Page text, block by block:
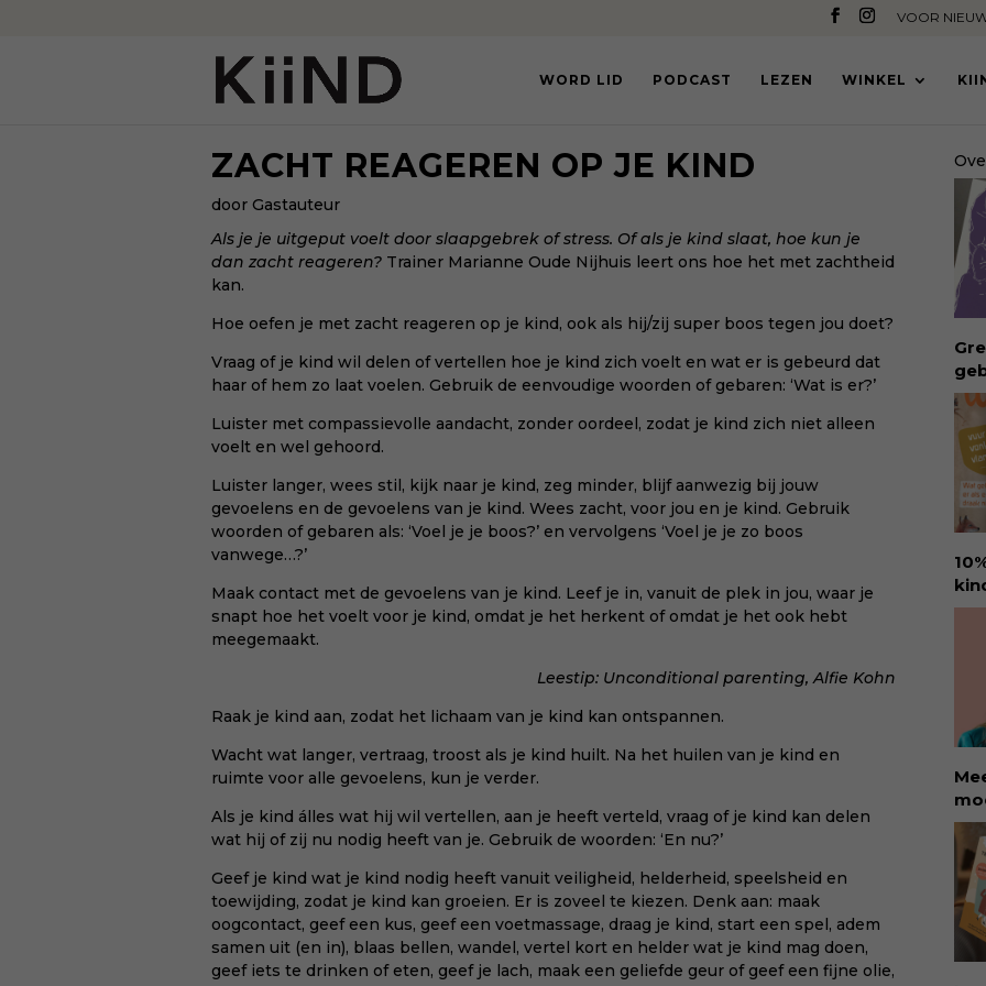
VOOR
WORD LID PODCAST LEZEN WINKEL
ZACHT REAGEREN OP JE KIND
door Gastauteur
Als je je uitgeput voelt door slaapgebrek of stress. Of als je kind slaat, hoe kun je
dan zacht reageren? Trainer Marianne Oude Nijhuis leert ons hoe het met zachtheid
kan.
Hoe oefen je met zacht reageren op je kind, ook als hij/zij super boos tegen jou doet?
Vraag of je kind wil delen of vertellen hoe je kind zich voelt en wat er is gebeurd dat
haar of hem zo laat voelen. Gebruik de eenvoudige woorden of gebaren: ‘Wat is er?’
Luister met compassievolle aandacht, zonder oordeel, zodat je kind zich niet alleen
voelt en wel gehoord.
Luister langer, wees stil, kijk naar je kind, zeg minder, blijf aanwezig bij jouw
gevoelens en de gevoelens van je kind. Wees zacht, voor jou en je kind. Gebruik
woorden of gebaren als: ‘Voel je je boos?’ en vervolgens ‘Voel je je zo boos
vanwege…?’
Maak contact met de gevoelens van je kind. Leef je in, vanuit de plek in jou, waar je
snapt hoe het voelt voor je kind, omdat je het herkent of omdat je het ook hebt
meegemaakt.
Leestip: Unconditional parenting, Alfie Kohn
Raak je kind aan, zodat het lichaam van je kind kan ontspannen.
Wacht wat langer, vertraag, troost als je kind huilt. Na het huilen van je kind en
ruimte voor alle gevoelens, kun je verder.
Als je kind álles wat hij wil vertellen, aan je heeft verteld, vraag of je kind kan delen
wat hij of zij nu nodig heeft van je. Gebruik de woorden: ‘En nu?’
Geef je kind wat je kind nodig heeft vanuit veiligheid, helderheid, speelsheid en
toewijding, zodat je kind kan groeien. Er is zoveel te kiezen. Denk aan: maak
oogcontact, geef een kus, geef een voetmassage, draag je kind, start een spel, adem
samen uit (en in), blaas bellen, wandel, vertel kort en helder wat je kind mag doen,
geef iets te drinken of eten, geef je lach, maak een geliefde geur of geef een fijne olie,
en